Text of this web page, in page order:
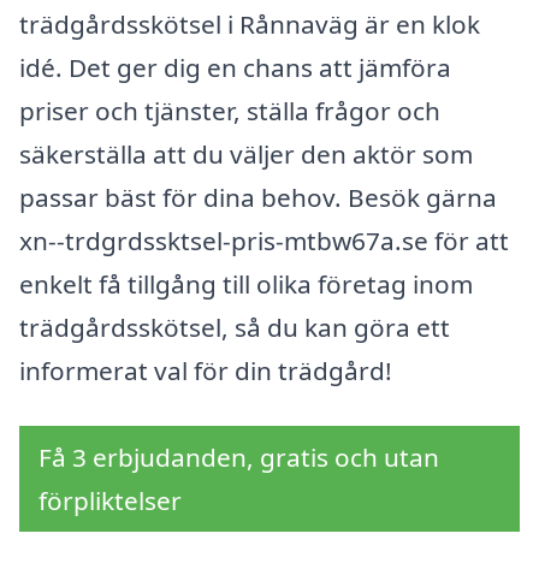
trädgårdsskötsel i Rånnaväg är en klok
idé. Det ger dig en chans att jämföra
priser och tjänster, ställa frågor och
säkerställa att du väljer den aktör som
passar bäst för dina behov. Besök gärna
xn--trdgrdssktsel-pris-mtbw67a.se för att
enkelt få tillgång till olika företag inom
trädgårdsskötsel, så du kan göra ett
informerat val för din trädgård!
Få 3 erbjudanden, gratis och utan
förpliktelser